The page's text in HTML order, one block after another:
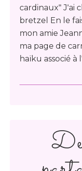
cardinaux" J'ai
bretzel En le
mon amie
ma page de
haïku associé à